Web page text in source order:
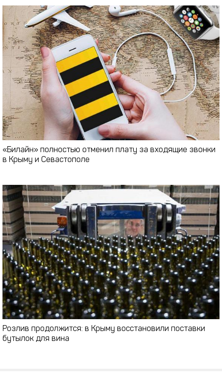
«Билайн» полностью отменил плату за входящие звонки
в Крыму и Севастополе
Розлив продолжится: в Крыму восстановили поставки
бутылок для вина